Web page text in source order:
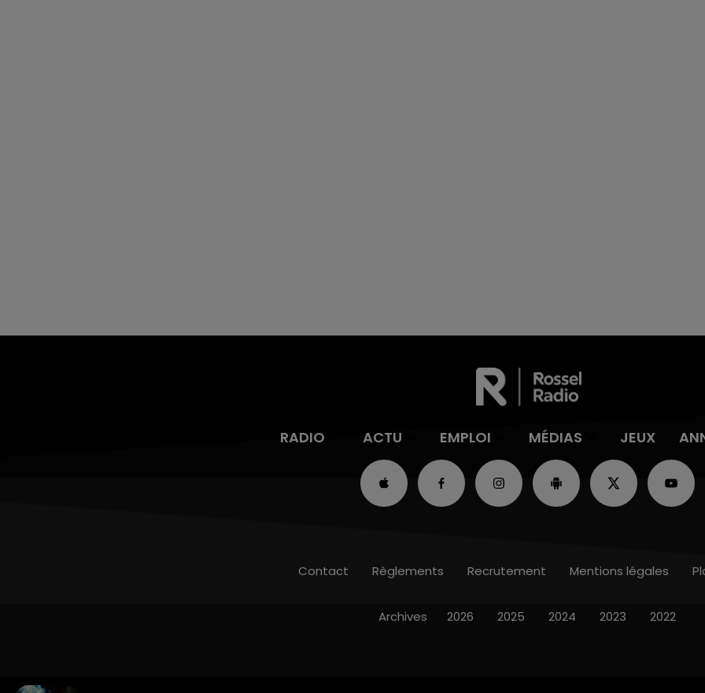
RADIO ACTU EMPLOI MÉDIAS JEUX
Contact Règlements Recrutement Mentions légales
Archives 2026 2025 2024 2023 2022